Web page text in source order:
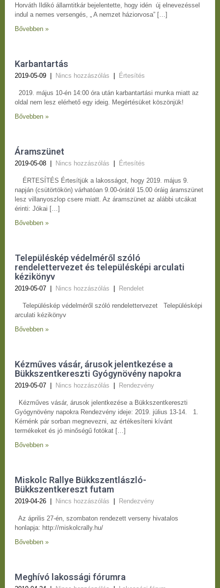
Horváth Ildikó államtitkár bejelentette, hogy idén új elnevezéssel
indul a nemes versengés, „ A nemzet háziorvosa” […]
Bővebben »
Karbantartás
2019-05-09 | Nincs hozzászólás | Értesítés
2019. május 10-én 14:00 óra után karbantartási munka miatt az
oldal nem lesz elérhető egy ideig. Megértésüket köszönjük!
Bővebben »
Áramszünet
2019-05-08 | Nincs hozzászólás | Értesítés
ÉRTESÍTÉS Értesítjük a lakosságot, hogy 2019. május 9.
napján (csütörtökön) várhatóan 9.00-órától 15.00 óráig áramszünet
lesz villanyoszlop csere miatt. Az áramszünet az alábbi utcákat
érinti: Jókai […]
Bővebben »
Településkép védelméről szóló
rendelettervezet és településképi arculati
kézikönyv
2019-05-07 | Nincs hozzászólás | Rendelet
Településkép védelméről szóló rendelettervezet Településképi
arculati kézikönyv
Bővebben »
Kézműves vásár, árusok jelentkezése a
Bükkszentkereszti Gyógynövény napokra
2019-05-07 | Nincs hozzászólás | Rendezvény
Kézműves vásár, árusok jelentkezése a Bükkszentkereszti
Gyógynövény napokra Rendezvény ideje: 2019. július 13-14. 1.
Kérnénk pár sorban megnevezni, az értékesíteni kívánt
termékeket és jó minőségű fotókat […]
Bővebben »
Miskolc Rallye Bükkszentlászló-
Bükkszentkereszt futam
2019-04-26 | Nincs hozzászólás | Rendezvény
Az április 27-én, szombaton rendezett verseny hivatalos
honlapja: http://miskolcrally.hu/
Bővebben »
Meghívó lakossági fórumra